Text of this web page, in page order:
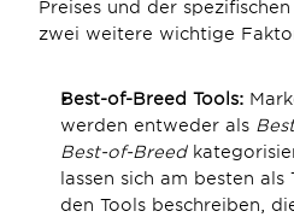
Preises und der
zwei weitere wichtige
Best-of-Breed Tools:
werden entweder als
Best-of-Breed
lassen sich am besten als
den Tools beschreiben,